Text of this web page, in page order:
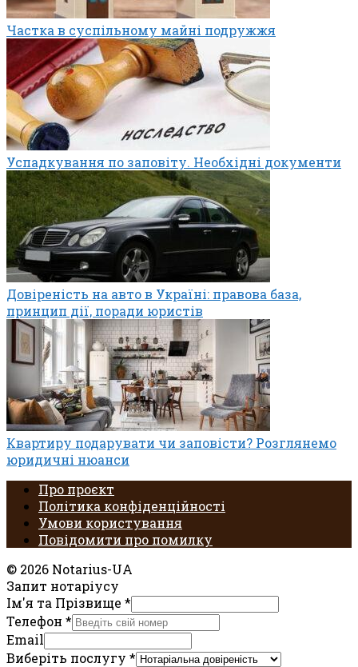
Частка в суспільному майні подружжя
Успадкування по заповіту. Необхідні документи
Довіреність на авто в Україні: правова база,
принцип дії, поради юристів
Квартиру подарувати чи заповісти? Розглянемо
юридичні нюанси
Про проєкт
Політика конфіденційності
Умови користування
Повідомити про помилку
© 2026 Notarius-UA
Запит нотаріусу
Ім'я та Прізвище *
Телефон *
Email
Виберіть послугу *